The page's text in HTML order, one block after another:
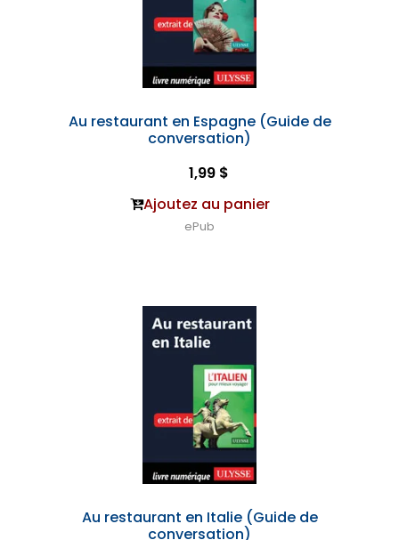
Au restaurant en Espagne (Guide de
conversation)
1,99 $
Ajoutez au panier
ePub
Au restaurant en Italie (Guide de
conversation)